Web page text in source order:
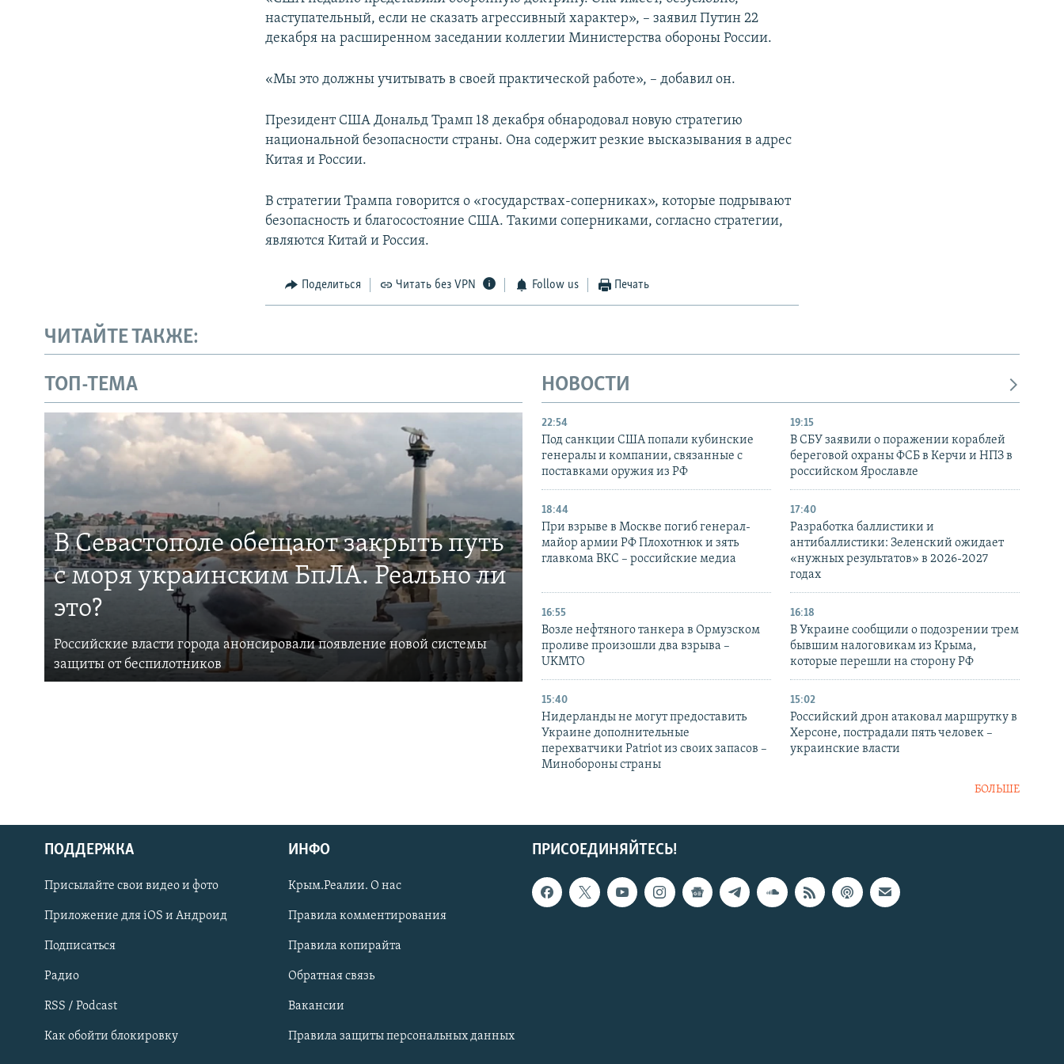
Українською
Qırımtatar
ПРИСОЕДИНЯЙТЕСЬ!
наступательный, если не сказать агрессивный характер», – заявил Путин 22
декабря на расширенном заседании коллегии Министерства обороны России.
«Мы это должны учитывать в своей практической работе», – добавил он.
Президент США Дональд Трамп 18 декабря обнародовал новую стратегию
национальной безопасности страны. Она содержит резкие высказывания в адрес
Китая и России.
В стратегии Трампа говорится о «государствах-соперниках», которые подрывают
безопасность и благосостояние США. Такими соперниками, согласно стратегии,
являются Китай и Россия.
Поделиться Читать без VPN Follow us Печать
ЧИТАЙТЕ ТАКЖЕ:
ТОП-ТЕМА
В Севастополе обещают закрыть путь
с моря украинским БпЛА. Реально ли
это?
Российские власти города анонсировали появление новой системы
защиты от беспилотников
НОВОСТИ
22:54
Под санкции США попали кубинские
генералы и компании, связанные с
поставками оружия из РФ
19:15
В СБУ заявили о поражении кораблей
береговой охраны ФСБ в Керчи и НПЗ в
российском Ярославле
18:44
При взрыве в Москве погиб генерал-
майор армии РФ Плохотнюк и зять
главкома ВКС – российские медиа
17:40
Разработка баллистики и
антибаллистики: Зеленский ожидает
«нужных результатов» в 2026-2027
годах
16:55
Возле нефтяного танкера в Ормузском
проливе произошли два взрыва –
UKMTO
16:18
В Украине сообщили о подозрении трем
бывшим налоговикам из Крыма,
которые перешли на сторону РФ
15:40
Нидерланды не могут предоставить
Украине дополнительные
перехватчики Patriot из своих запасов –
Минобороны страны
15:02
Российский дрон атаковал маршрутку в
Херсоне, пострадали пять человек –
украинские власти
БОЛЬШЕ
ПРИСОЕДИНЯЙТЕСЬ!
ПОДДЕРЖКА
Присылайте свои видео и фото
Приложение для iOS и Андроид
Подписаться
Радио
RSS / Podcast
Как обойти блокировку
ИНФО
Крым.Реалии. О нас
Правила комментирования
Правила копирайта
Обратная связь
Вакансии
Правила защиты персональных данных